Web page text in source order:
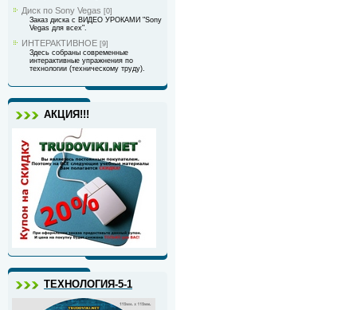
Диск по Sony Vegas [0]
Заказ диска с ВИДЕО УРОКАМИ "Sony
Vegas для всех".
ИНТЕРАКТИВНОЕ [9]
Здесь собраны современные
интерактивные упражнения по
технологии (техническому труду).
АКЦИЯ!!!
ТЕХНОЛОГИЯ-5-1